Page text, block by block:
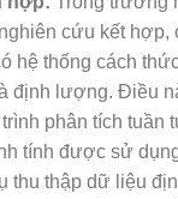
cứu kết hợp,
hệ thống cách
định lượng. Điều
phân tích tuần
tính được sử
thu thập dữ liệu